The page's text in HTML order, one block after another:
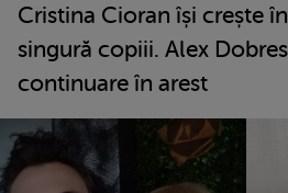
Cristina Cioran își crește
singură copiii. Alex
continuare în arest